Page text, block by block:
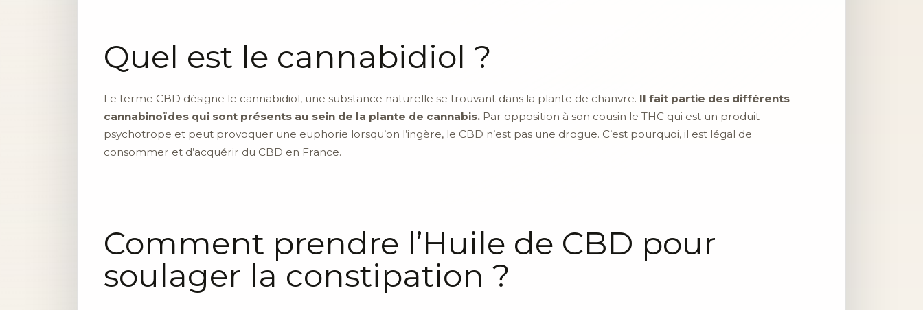
Quel est le cannabidiol ?
Le terme CBD désigne le cannabidiol, une substance naturelle se trouvant dans la plante de chanvre. Il fait partie des différents
cannabinoïdes qui sont présents au sein de la plante de cannabis. Par opposition à son cousin le THC qui est un produit
psychotrope et peut provoquer une euphorie lorsqu’on l’ingère, le CBD n’est pas une drogue. C’est pourquoi, il est légal de
consommer et d’acquérir du CBD en France.
Comment prendre l’Huile de CBD pour
soulager la constipation ?